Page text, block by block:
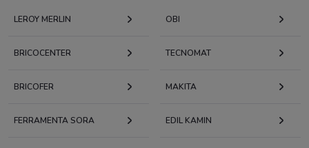
LEROY MERLIN OBI
BRICOCENTER TECNOMAT
BRICOFER MAKITA
FERRAMENTA SORA EDIL KAMIN